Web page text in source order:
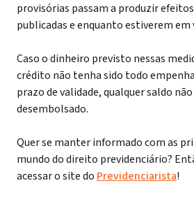
provisórias passam a produzir
publicadas e enquanto estiverem em
Caso o dinheiro previsto nessas
crédito não tenha sido todo
prazo de validade, qualquer saldo
desembolsado.
Quer se manter informado com as
mundo do direito previdenciário?
acessar o site do Previdenciarista!